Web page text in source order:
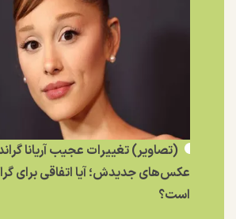
(تصاویر) تغییرات عجیب آریانا
عکس‌های جدیدش؛ آیا اتفاقی برای
است؟